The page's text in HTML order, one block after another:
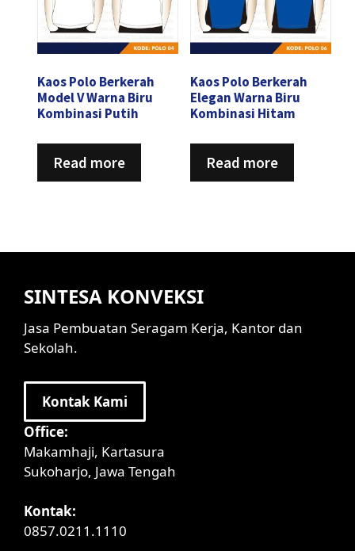
Kaos Polo Berkerah
Model V Warna Biru
Kombinasi Putih
Read more
Kaos Polo Berkerah
Elegan Warna Biru
Kombinasi Hitam
Read more
SINTESA KONVEKSI
Jasa Pembuatan Seragam Kerja, Kantor dan
Sekolah.
Kontak Kami
Office:
Makamhaji, Kartasura
Sukoharjo, Jawa Tengah
Kontak:
0857.0211.1110